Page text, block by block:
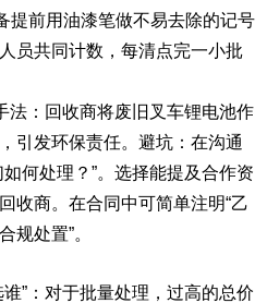
提前用油漆笔做不易去除的记号
员共同计数，每清点完一小批
法：回收商将废旧叉车锂电池作
引发环保责任。避坑：在沟通
何处理？”。选择能提及合作资
收商。在合同中可简单注明“乙
规处置”。
”：对于批量处理，过高的总价